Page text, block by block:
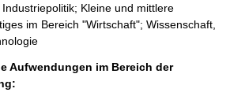
Kleine und mittlere
im Bereich "Wirtschaft"; Wissenschaft,
Aufwendungen im Bereich der